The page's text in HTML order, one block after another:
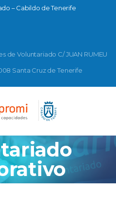
– Cabildo de Tenerife
de Voluntariado C/ JUAN RUMEU
Santa Cruz de Tenerife